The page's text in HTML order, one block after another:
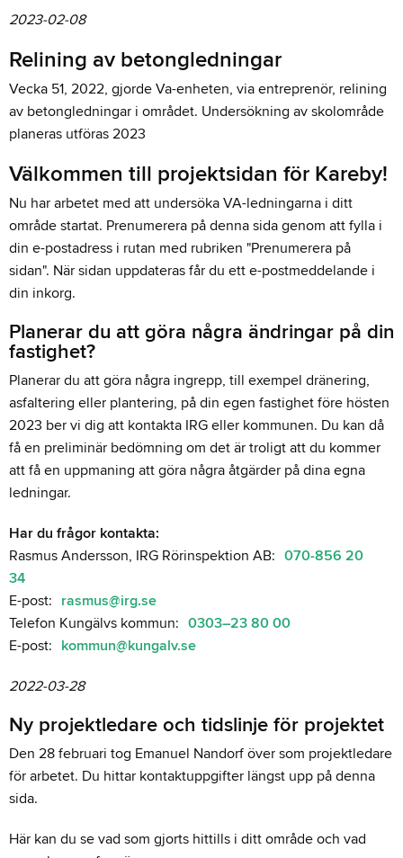
2023-02-08
Relining av betongledningar
Vecka 51, 2022, gjorde Va-enheten, via entreprenör, relining
av betongledningar i området. Undersökning av skolområde
planeras utföras 2023
Välkommen till projektsidan för Kareby!
Nu har arbetet med att undersöka VA-ledningarna i ditt
område startat. Prenumerera på denna sida genom att fylla i
din e-postadress i rutan med rubriken "Prenumerera på
sidan". När sidan uppdateras får du ett e-postmeddelande i
din inkorg.
Planerar du att göra några ändringar på din
fastighet?
Planerar du att göra några ingrepp, till exempel dränering,
asfaltering eller plantering, på din egen fastighet före hösten
2023 ber vi dig att kontakta IRG eller kommunen. Du kan då
få en preliminär bedömning om det är troligt att du kommer
att få en uppmaning att göra några åtgärder på dina egna
ledningar.
Har du frågor kontakta:
Rasmus Andersson, IRG Rörinspektion AB: 070-856 20
34
E-post: rasmus@irg.se
Telefon Kungälvs kommun: 0303–23 80 00
E-post: kommun@kungalv.se
2022-03-28
Ny projektledare och tidslinje för projektet
Den 28 februari tog Emanuel Nandorf över som projektledare
för arbetet. Du hittar kontaktuppgifter längst upp på denna
sida.
Här kan du se vad som gjorts hittills i ditt område och vad